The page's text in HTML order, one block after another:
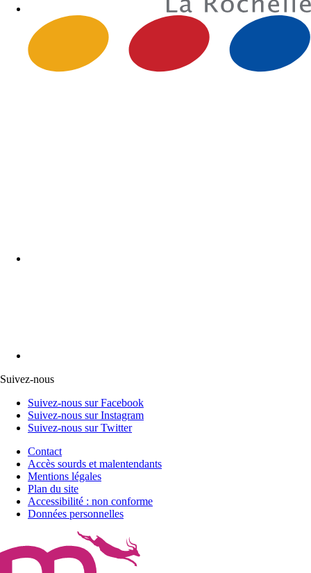
Suivez-nous
Suivez-nous sur Facebook
Suivez-nous sur Instagram
Suivez-nous sur Twitter
Contact
Accès sourds et malentendants
Mentions légales
Plan du site
Accessibilité : non conforme
Données personnelles